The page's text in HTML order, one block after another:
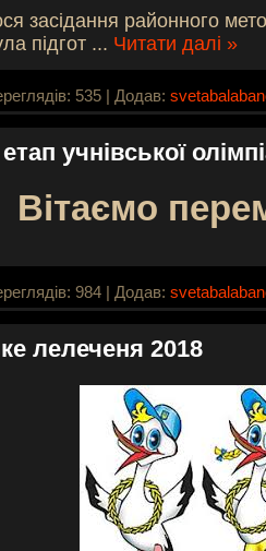
засідання районного
підгот ... Читати далі »
535 | Додав:
учнівської
Вітаємо
984 | Додав:
лелеченя 2018